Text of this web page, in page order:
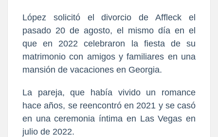
López solicitó el divorcio de Affleck el
pasado 20 de agosto, el mismo día en el
que en 2022 celebraron la fiesta de su
matrimonio con amigos y familiares en una
mansión de vacaciones en Georgia.
La pareja, que había vivido un romance
hace años, se reencontró en 2021 y se casó
en una ceremonia íntima en Las Vegas en
julio de 2022.